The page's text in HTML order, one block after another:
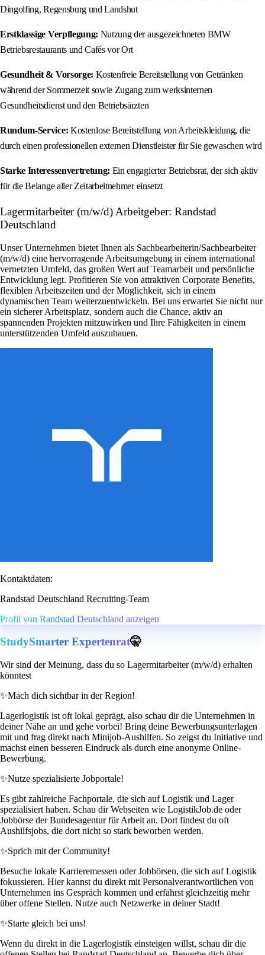
Dingolfing, Regensburg und Landshut
Erstklassige Verpflegung: Nutzung der ausgezeichneten BMW
Betriebsrestaurants und Cafés vor Ort
Gesundheit & Vorsorge: Kostenfreie Bereitstellung von Getränken
während der Sommerzeit sowie Zugang zum werksinternen
Gesundheitsdienst und den Betriebsärzten
Rundum-Service: Kostenlose Bereitstellung von Arbeitskleidung, die
durch einen professionellen externen Dienstleister für Sie gewaschen wird
Starke Interessenvertretung: Ein engagierter Betriebsrat, der sich aktiv
für die Belange aller Zeitarbeitnehmer einsetzt
Lagermitarbeiter (m/w/d) Arbeitgeber: Randstad
Deutschland
Unser Unternehmen bietet Ihnen als Sachbearbeiterin/Sachbearbeiter
(m/w/d) eine hervorragende Arbeitsumgebung in einem international
vernetzten Umfeld, das großen Wert auf Teamarbeit und persönliche
Entwicklung legt. Profitieren Sie von attraktiven Corporate Benefits,
flexiblen Arbeitszeiten und der Möglichkeit, sich in einem
dynamischen Team weiterzuentwickeln. Bei uns erwartet Sie nicht nur
ein sicherer Arbeitsplatz, sondern auch die Chance, aktiv an
spannenden Projekten mitzuwirken und Ihre Fähigkeiten in einem
unterstützenden Umfeld auszubauen.
Kontaktdaten:
Randstad Deutschland Recruiting-Team
Profil von Randstad Deutschland anzeigen
StudySmarter Expertenrat🤫
Wir sind der Meinung, dass du so Lagermitarbeiter (m/w/d) erhalten
könntest
✨Mach dich sichtbar in der Region!
Lagerlogistik ist oft lokal geprägt, also schau dir die Unternehmen in
deiner Nähe an und gehe vorbei! Bring deine Bewerbungsunterlagen
mit und frag direkt nach Minijob-Aushilfen. So zeigst du Initiative und
machst einen besseren Eindruck als durch eine anonyme Online-
Bewerbung.
✨Nutze spezialisierte Jobportale!
Es gibt zahlreiche Fachportale, die sich auf Logistik und Lager
spezialisiert haben. Schau dir Webseiten wie LogistikJob.de oder
Jobbörse der Bundesagentur für Arbeit an. Dort findest du oft
Aushilfsjobs, die dort nicht so stark beworben werden.
✨Sprich mit der Community!
Besuche lokale Karrieremessen oder Jobbörsen, die sich auf Logistik
fokussieren. Hier kannst du direkt mit Personalverantwortlichen von
Unternehmen ins Gespräch kommen und erfährst gleichzeitig mehr
über offene Stellen. Nutze auch Netzwerke in deiner Stadt!
✨Starte gleich bei uns!
Wenn du direkt in die Lagerlogistik einsteigen willst, schau dir die